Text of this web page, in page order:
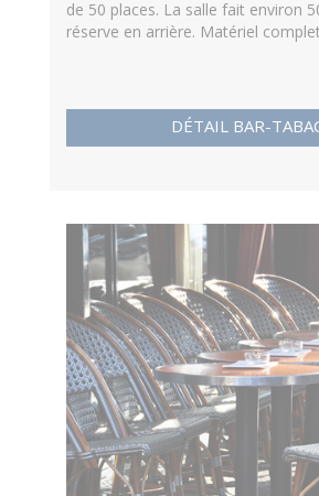
de 50 places. La salle fait environ
réserve en arrière. Matériel
DÉTAIL BAR-